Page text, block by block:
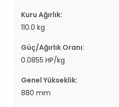
Kuru Ağırlık:
110.0 kg
Güç/Ağırlık Oranı:
0.0855 HP/kg
Genel Yükseklik:
880 mm